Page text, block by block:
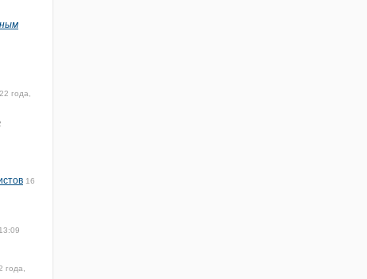
года,
16
года,